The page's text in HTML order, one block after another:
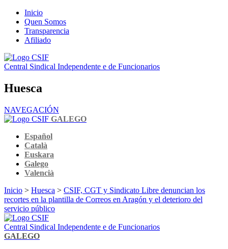
Inicio
Quen Somos
Transparencia
Afiliado
Central Sindical Independente e de Funcionarios
Huesca
NAVEGACIÓN
GALEGO
Español
Català
Euskara
Galego
Valencià
Inicio > Huesca > CSIF, CGT y Sindicato Libre denuncian los
recortes en la plantilla de Correos en Aragón y el deterioro del
servicio público
Central Sindical Independente e de Funcionarios
GALEGO